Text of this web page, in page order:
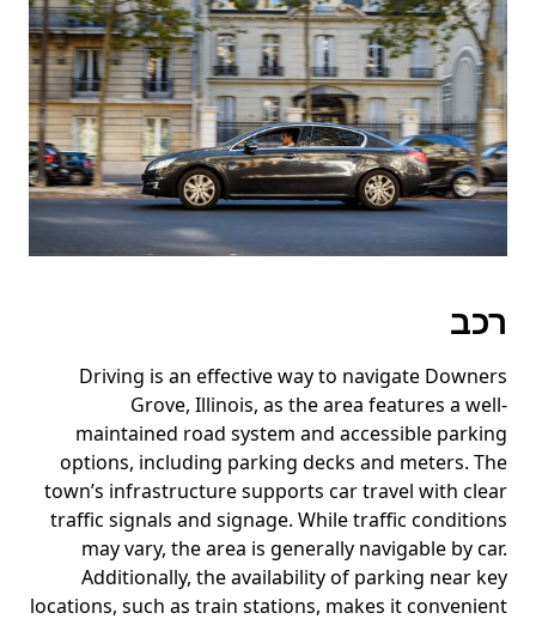
רכב
Driving is an effective way to navigate Downers
Grove, Illinois, as the area features a well-
maintained road system and accessible parking
options, including parking decks and meters. The
town’s infrastructure supports car travel with clear
traffic signals and signage. While traffic conditions
may vary, the area is generally navigable by car.
Additionally, the availability of parking near key
locations, such as train stations, makes it convenient